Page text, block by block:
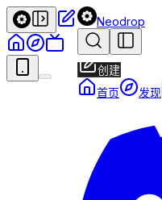
Neodrop
创建
首页
发现